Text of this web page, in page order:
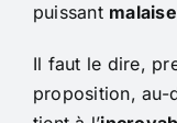
puissant malaise
Il faut le dire,
proposition, au-